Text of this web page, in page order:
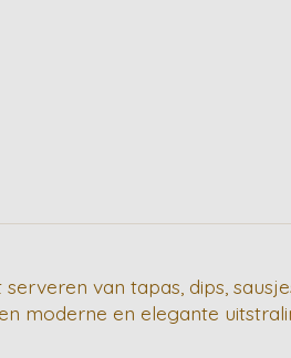
van tapas, dips,
moderne en elegante